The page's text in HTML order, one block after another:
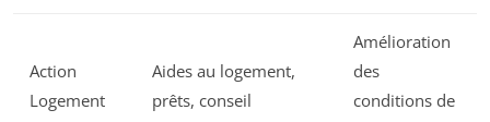
Action
Logement
Aides au logement,
prêts, conseil
Amélioration
des
conditions de